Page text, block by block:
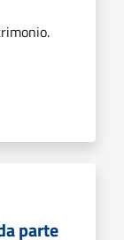
parte